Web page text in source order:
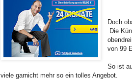
Doch
Die
von 99
So ist
viele garnicht mehr so ein tolles Angebot.